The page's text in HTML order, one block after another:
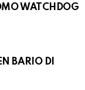
WATCHDOG
BARIO DI